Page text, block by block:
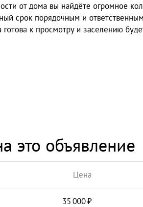
от дома вы найдёте огромное
срок порядочным и
к просмотру и заселению
это объявление
Цена
35 000